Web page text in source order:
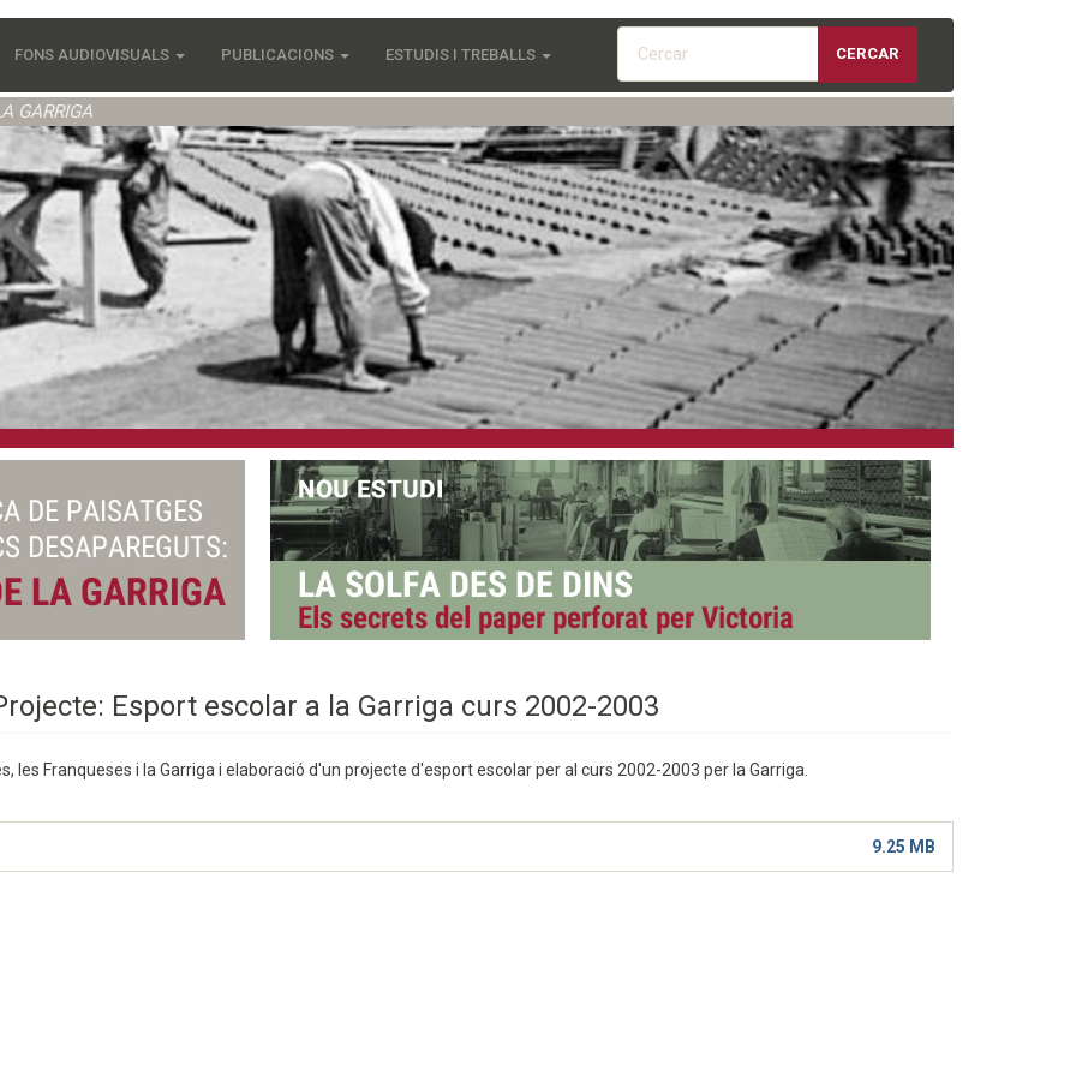
FONS AUDIOVISUALS PUBLICACIONS ESTUDIS I TREBALLS CERCAR
GARRIGA
Esport escolar a la Garriga curs 2002-2003
les Franqueses i la Garriga i elaboració d'un projecte d'esport escolar per al curs 2002-2003 per la Garriga.
9.25 MB